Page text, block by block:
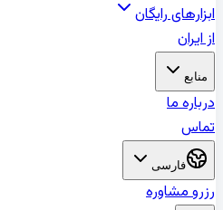
ابزارهای رایگان
از ایران
منابع
درباره ما
تماس
فارسی
رزرو مشاوره